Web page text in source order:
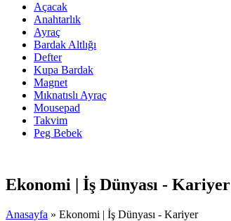
Açacak
Anahtarlık
Ayraç
Bardak Altlığı
Defter
Kupa Bardak
Magnet
Mıknatıslı Ayraç
Mousepad
Takvim
Peg Bebek
Ekonomi | İş Dünyası - Kariyer
Anasayfa » Ekonomi | İş Dünyası - Kariyer